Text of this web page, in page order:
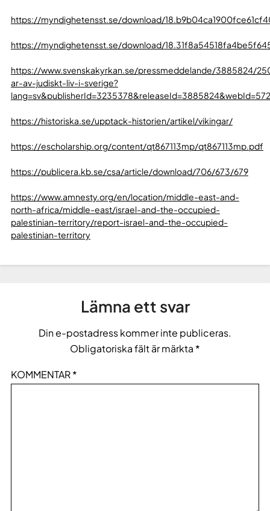
https://myndighetensst.se/download/
https://myndighetensst.se/download/
https://www.svenskakyrkan.se/pressmeddelande/3885824/
ar-av-judiskt-liv-i-sverige?
https://historiska.se/upptack-historien/artikel/vikingar/
https://escholarship.org/content/qt867113mp/qt867113mp.pdf
https://publicera.kb.se/csa/article/download/706/673/679
https://www.amnesty.org/en/location/middle-east-and-
north-africa/middle-east/israel-and-the-occupied-
palestinian-territory/report-israel-and-the-occupied-
palestinian-territory
Lämna ett svar
Din e-postadress kommer inte publiceras.
Obligatoriska fält är märkta *
KOMMENTAR*